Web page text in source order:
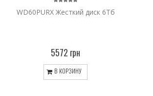
WD60PURX Жесткий диск 6Тб
5572 грн
В КОРЗИНУ